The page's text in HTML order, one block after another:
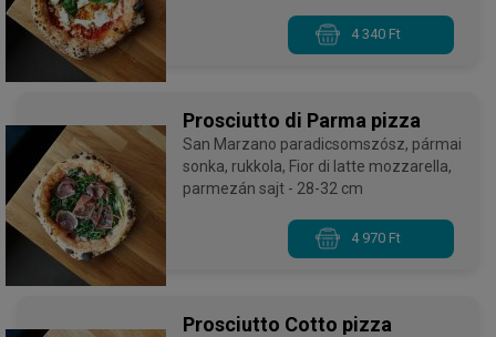
4 340 Ft
Prosciutto di Parma pizza
San Marzano paradicsomszósz, pármai
sonka, rukkola, Fior di latte mozzarella,
parmezán sajt - 28-32 cm
4 970 Ft
Prosciutto Cotto pizza